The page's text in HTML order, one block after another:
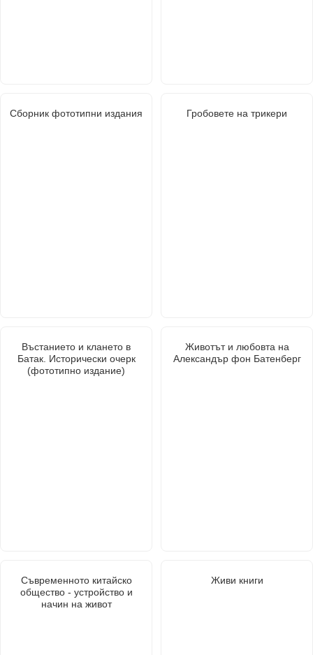
Сборник фототипни издания Гробовете на трикери
Въстанието и клането в
Батак. Исторически очерк
(фототипно издание)
Животът и любовта на
Александър фон Батенберг
Съвременното китайско
общество - устройство и
начин на живот
Живи книги